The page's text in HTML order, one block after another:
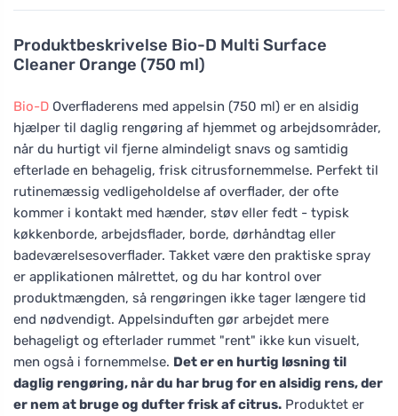
Produktbeskrivelse Bio-D Multi Surface
Cleaner Orange (750 ml)
Bio-D Overfladerens med appelsin (750 ml) er en alsidig
hjælper til daglig rengøring af hjemmet og arbejdsområder,
når du hurtigt vil fjerne almindeligt snavs og samtidig
efterlade en behagelig, frisk citrusfornemmelse. Perfekt til
rutinemæssig vedligeholdelse af overflader, der ofte
kommer i kontakt med hænder, støv eller fedt - typisk
køkkenborde, arbejdsflader, borde, dørhåndtag eller
badeværelsesoverflader. Takket være den praktiske spray
er applikationen målrettet, og du har kontrol over
produktmængden, så rengøringen ikke tager længere tid
end nødvendigt. Appelsinduften gør arbejdet mere
behageligt og efterlader rummet "rent" ikke kun visuelt,
men også i fornemmelse. Det er en hurtig løsning til
daglig rengøring, når du har brug for en alsidig rens, der
er nem at bruge og dufter frisk af citrus. Produktet er